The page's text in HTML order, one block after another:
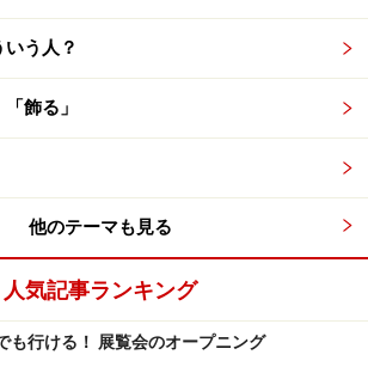
に、ふたりのアーティストが一緒に作
。天井からは、辻和美の涙の形をした
あります。床には、鵜飼美紀の水をは
散りばめられています。この空間は、
しています。そして個々のパーツが、
風景、そこに入り込んだ自分の姿を映
しました」。
、こういうアート作品を味わうときに
う人？
飾る」
他のテーマも見る
人気記事ランキング
も行ける！ 展覧会のオープニング